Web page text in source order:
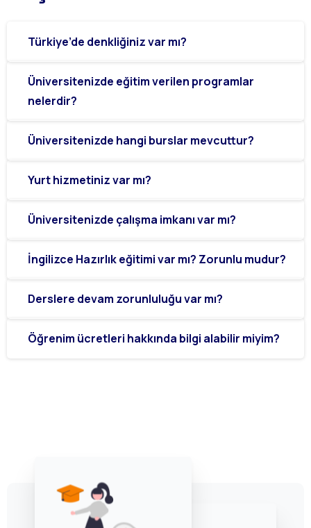
Türkiye’de denkliğiniz var mı?
Üniversitenizde eğitim verilen programlar
nelerdir?
Üniversitenizde hangi burslar mevcuttur?
Yurt hizmetiniz var mı?
Üniversitenizde çalışma imkanı var mı?
İngilizce Hazırlık eğitimi var mı? Zorunlu mudur?
Derslere devam zorunluluğu var mı?
Öğrenim ücretleri hakkında bilgi alabilir miyim?